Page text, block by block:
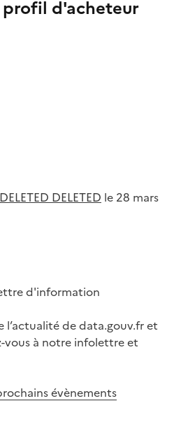
d'acheteur
DELETED DELETED le 28 mars
d'information
l’actualité de data.gouv.fr et
vous à notre infolettre et
évènements